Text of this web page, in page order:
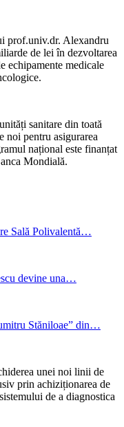
prof.univ.dr. Alexandru
de lei în dezvoltarea
echipamente medicale
sanitare din toată
noi pentru asigurarea
național este finanțat
Mondială.
Sală Polivalentă…
devine una…
Stăniloae” din…
unei noi linii de
prin achiziționarea de
de a diagnostica